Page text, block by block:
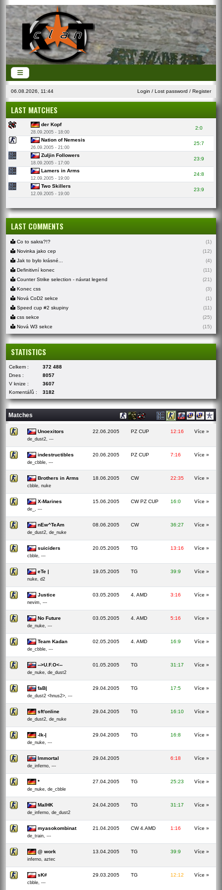
06.08.2026, 11:44 Login / Lost password / Register
LAST MATCHES
der Kopf
28.09.2005 - 18:00
2:0
Nation of Nemesis
26.09.2005 - 21:00
25:7
Zuljin Followers
18.09.2005 - 17:00
23:9
Lamers in Arms
12.09.2005 - 19:00
24:8
Two Skillers
12.09.2005 - 19:00
23:9
LAST COMMENTS
Co to sakra?!?
(1)
Novinka jako cep
(12)
Jak to bylo krásné...
(4)
Definitivní konec
(11)
Counter Strike selection - návrat legend
(21)
Konec css
(3)
Nová CoD2 sekce
(1)
Speed cup #2 skupiny
(11)
css sekce
(25)
Nová W3 sekce
(15)
STATISTICS
Celkem :
372 488
Dnes :
8057
V knize :
3607
Komentářů :
3182
Matches
Unoexitors
de_dust2, ---
22.06.2005 PZ CUP 12:16 Více »
indestructibles
de_cbble, ---
20.06.2005 PZ CUP 7:16 Více »
Brothers in Arms
cbble, nuke
18.06.2005 CW 22:35 Více »
X-Marines
de_, ---
15.06.2005 CW PZ CUP 16:0 Více »
nEw^TeAm
de_dust2, de_nuke
08.06.2005 CW 36:27 Více »
suiciders
cbble, ---
20.05.2005 TG 13:16 Více »
eTe |
nuke, d2
19.05.2005 TG 39:9 Více »
Justice
nevim, ---
03.05.2005 4. AMD 3:16 Více »
No Future
de_nuke, ---
03.05.2005 4. AMD 5:16 Více »
Team Kadan
de_cbble, ---
02.05.2005 4. AMD 16:9 Více »
-->U.F.O<--
de_nuke, de_dust2
01.05.2005 TG 31:17 Více »
faB|
de_dust2 <hnus2>, ---
29.04.2005 TG 17:5 Více »
sft'online
de_dust2, de_nuke
29.04.2005 TG 16:10 Více »
-lk-|
de_nuke, ---
29.04.2005 TG 16:8 Více »
Immortal
de_inferno, ---
29.04.2005 6:18 Více »
*
de_nuke, de_cbble
27.04.2005 TG 25:23 Více »
MalHK
de_inferno, de_dust2
24.04.2005 TG 31:17 Více »
myasokombinat
de_train, ---
21.04.2005 CW 4.AMD 1:16 Více »
@ work
inferno, aztec
13.04.2005 TG 39:9 Více »
sK#
cbble, ---
29.03.2005 TG 12:12 Více »